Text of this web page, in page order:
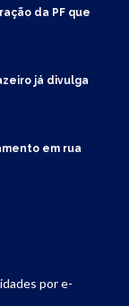
da PF que
já divulga
em rua
por e-